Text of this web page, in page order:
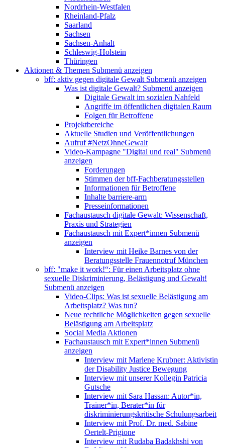
Nordrhein-Westfalen
Rheinland-Pfalz
Saarland
Sachsen
Sachsen-Anhalt
Schleswig-Holstein
Thüringen
Aktionen & Themen Submenü anzeigen
bff: aktiv gegen digitale Gewalt Submenü anzeigen
Was ist digitale Gewalt? Submenü anzeigen
Digitale Gewalt im sozialen Nahfeld
Angriffe im öffentlichen digitalen Raum
Folgen für Betroffene
Projektbereiche
Aktuelle Studien und Veröffentlichungen
Aufruf #NetzOhneGewalt
Video-Kampagne "Digital und real" Submenü
anzeigen
Forderungen
Stimmen der bff-Fachberatungsstellen
Informationen für Betroffene
Inhalte barriere-arm
Presseinformationen
Fachaustausch digitale Gewalt: Wissenschaft,
Praxis und Strategien
Fachaustausch mit Expert*innen Submenü
anzeigen
Interview mit Heike Barnes von der
Beratungsstelle Frauennotruf München
bff: "make it work!“: Für einen Arbeitsplatz ohne
sexuelle Diskriminierung, Belästigung und Gewalt!
Submenü anzeigen
Video-Clips: Was ist sexuelle Belästigung am
Arbeitsplatz? Was tun?
Neue rechtliche Möglichkeiten gegen sexuelle
Belästigung am Arbeitsplatz
Social Media Aktionen
Fachaustausch mit Expert*innen Submenü
anzeigen
Interview mit Marlene Krubner: Aktivistin
der Disability Justice Bewegung
Interview mit unserer Kollegin Patricia
Gutsche
Interview mit Sara Hassan: Autor*in,
Trainer*in, Berater*in für
diskriminierungskritische Schulungsarbeit
Interview mit Prof. Dr. med. Sabine
Oertelt-Prigione
Interview mit Rudaba Badakhshi von